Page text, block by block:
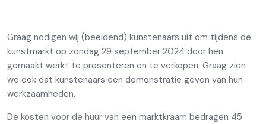
Graag nodigen wij (beeldend) kunstenaars uit om tijdens de
kunstmarkt op zondag 29 september 2024 door hen
gemaakt werkt te presenteren en te verkopen. Graag zien
we ook dat kunstenaars een demonstratie geven van hun
werkzaamheden.
De kosten voor de huur van een marktkraam bedragen 45